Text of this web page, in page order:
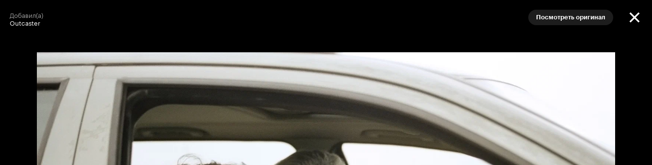
добавил(а)
Outcaster
Посмотреть оригинал